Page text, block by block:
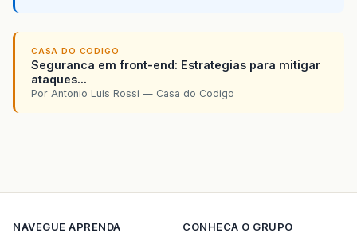
CASA DO CODIGO
Seguranca em front-end: Estrategias para mitigar
ataques...
Por Antonio Luis Rossi — Casa do Codigo
NAVEGUE APRENDA
CONHECA O GRUPO